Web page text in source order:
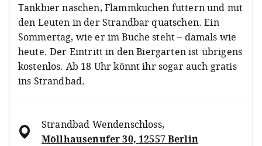
Tankbier naschen, Flammkuchen futtern und mit
den Leuten in der Strandbar quatschen. Ein
Sommertag, wie er im Buche steht – damals wie
heute. Der Eintritt in den Biergarten ist übrigens
kostenlos. Ab 18 Uhr könnt ihr sogar auch gratis
ins Strandbad.
Strandbad Wendenschloss,
Möllhausenufer 30, 12557 Berlin